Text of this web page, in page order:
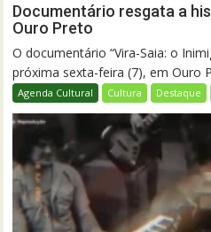
Documentário resgata a
Ouro Preto
O documentário “Vira-Saia: o
próxima sexta-feira (7), em Ouro
Agenda Cultural Cultura Destaque